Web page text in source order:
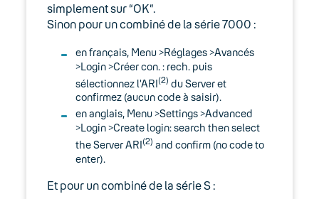
simplement sur “OK”.
Sinon pour un combiné de la série 7000 :
en français, Menu >Réglages >Avancés
>Login >Créer con. : rech. puis
sélectionnez l’ARI(2) du Server et
confirmez (aucun code à saisir).
en anglais, Menu >Settings >Advanced
>Login >Create login: search then select
the Server ARI(2) and confirm (no code to
enter).
Et pour un combiné de la série S :